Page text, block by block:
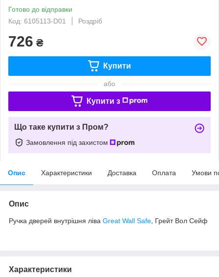
Готово до відправки
Код: 6105113-D01
Роздріб
726 ₴
Купити
або
Купити з
Що таке купити з Пром?
Замовлення під захистом
Опис Характеристики Доставка Оплата Умови
Опис
Ручка дверей внутрішня ліва Great Wall Safe , Грейт Вол Сейф
Характеристики